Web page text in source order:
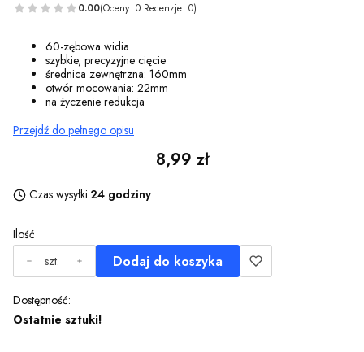
0.00(Oceny: 0 Recenzje: 0)
60-zębowa widia
szybkie, precyzyjne cięcie
średnica zewnętrzna: 160mm
otwór mocowania: 22mm
na życzenie redukcja
Przejdź do pełnego opisu
Cena
8,99 zł
Czas wysyłki:24 godziny
Ilość
szt.
Dodaj do koszyka
Dostępność:
Ostatnie sztuki!